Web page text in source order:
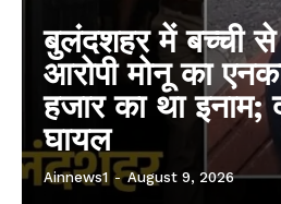
बुलंदशहर में बच्ची
आरोपी मोनू का
हजार का था इनाम;
घायल
Ainnews1 - August 9, 2026